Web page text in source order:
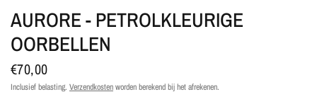
AURORE - PETROLKLEURIGE
OORBELLEN
€70,00
Inclusief belasting. Verzendkostenworden berekend bij het afrekenen.